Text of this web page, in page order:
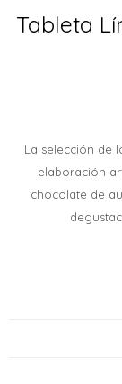
Tableta
La selección de
elaboración
chocolate de